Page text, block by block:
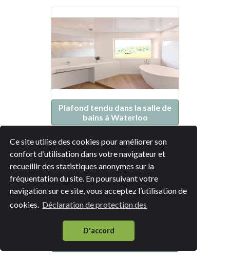
Ce site utilise des cookies pour améliorer son
confort d’utilisation dans votre navigateur et
recueillir des statistiques anonymes sur la
fréquentation du site. En poursuivant votre
navigation sur ce site, vous acceptez l’utilisation de
cookies. Déclaration de protection des
D'accord
Plafond tendu dans la salle de
bains à Waterloo
Plafond tendu dans la salle de
bains à Braine-l'Alleud